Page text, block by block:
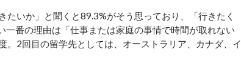
いか」と聞くと89.3%がそう思っており、「行きたく
番の理由は「仕事または家庭の事情で時間が取れない
2回目の留学先としては、オーストラリア、カナダ、イ